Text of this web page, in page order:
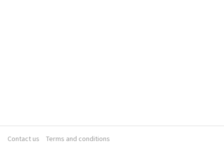
Contact us Terms and conditions